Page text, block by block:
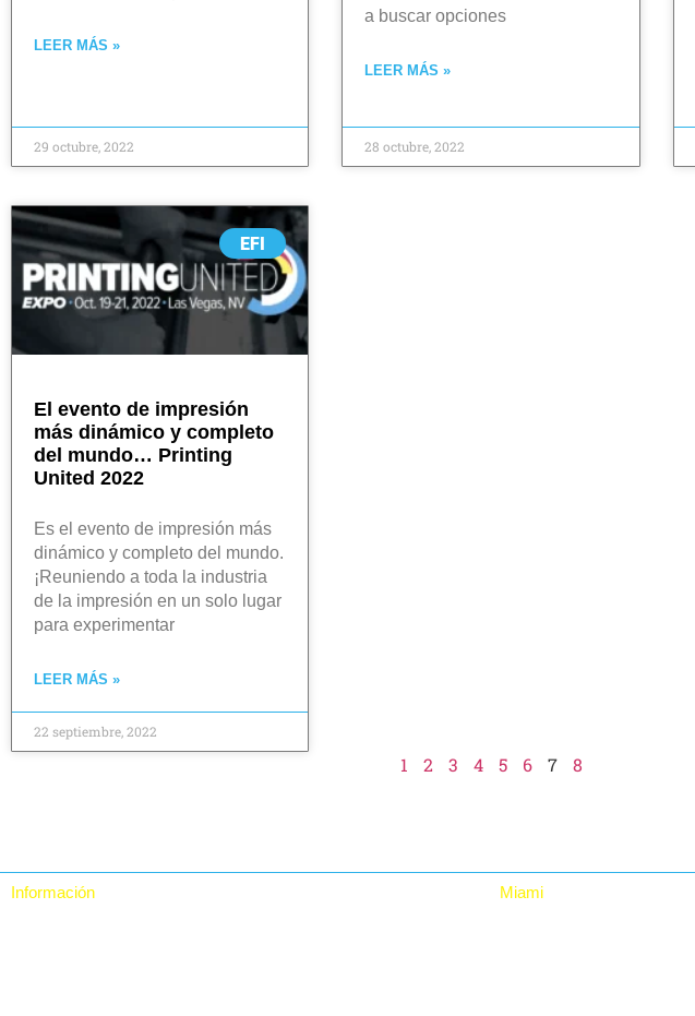
LEER MÁS »
29 octubre, 2022
a buscar opciones
LEER MÁS »
28 octubre, 2022
EFI
El evento de impresión
más dinámico y completo
del mundo… Printing
United 2022
Es el evento de impresión más
dinámico y completo del mundo.
¡Reuniendo a toda la industria
de la impresión en un solo lugar
para experimentar
LEER MÁS »
22 septiembre, 2022
1 2 3 4 5 6 7 8
Información Miami